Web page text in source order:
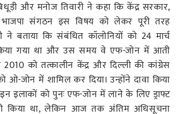
और मनोज तिवारी ने कहा कि केंद्र सरकार,
संगठन इस विषय को लेकर पूरी तरह
ने बताया कि संबंधित कॉलोनियों को 24 मार्च
गया था और उस समय वे एफ-जोन में आती
को तत्कालीन केंद्र और दिल्ली की कांग्रेस
ओ-जोन में शामिल कर दिया। उन्होंने दावा किया
इलाकों को पुनः एफ-जोन में लाने के लिए ड्राफ्ट
किया था, लेकिन आज तक अंतिम अधिसूचना